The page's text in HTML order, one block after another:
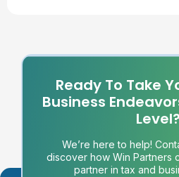
Ready To Take
Business
Level?
We’re here to help!
discover how Win Partners
partner in tax and